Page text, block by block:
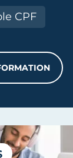
CPF
CRÉER SON